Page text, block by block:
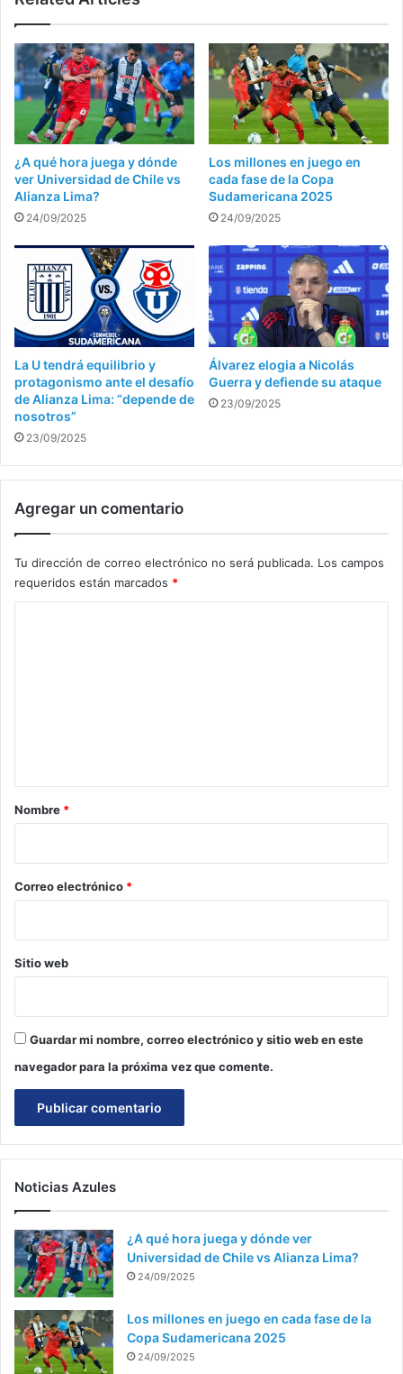
¿A qué hora juega y dónde
ver Universidad de Chile vs
Alianza Lima?
24/09/2025
Los millones en juego en
cada fase de la Copa
Sudamericana 2025
24/09/2025
La U tendrá equilibrio y
protagonismo ante el desafío
de Alianza Lima: “depende de
nosotros”
23/09/2025
Álvarez elogia a Nicolás
Guerra y defiende su ataque
23/09/2025
Agregar un comentario
Tu dirección de correo electrónico no será publicada. Los campos
requeridos están marcados *
r
*
Nombre *
Correo electrónico *
Sitio web
Guardar mi nombre, correo electrónico y sitio web en este
navegador para la próxima vez que comente.
Noticias Azules
¿A qué hora juega y dónde ver
Universidad de Chile vs Alianza Lima?
24/09/2025
Los millones en juego en cada fase de la
Copa Sudamericana 2025
24/09/2025